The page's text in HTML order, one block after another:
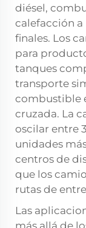
diésel,
calefacción a
finales. Los
para
tanques
transporte
combustible
cruzada. La
oscilar entre
unidades
centros de
que los
rutas de
Las